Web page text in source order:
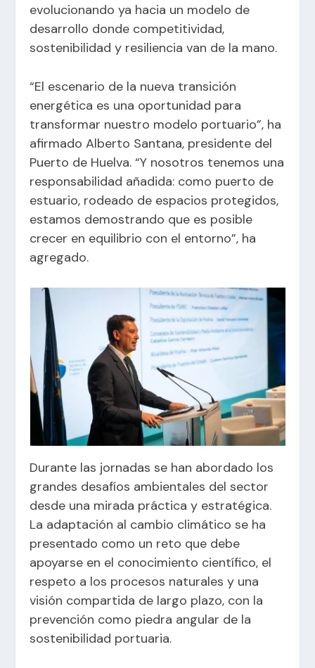
evolucionando ya hacia un modelo de
desarrollo donde competitividad,
sostenibilidad y resiliencia van de la mano.
“El escenario de la nueva transición
energética es una oportunidad para
transformar nuestro modelo portuario”, ha
afirmado Alberto Santana, presidente del
Puerto de Huelva. “Y nosotros tenemos una
responsabilidad añadida: como puerto de
estuario, rodeado de espacios protegidos,
estamos demostrando que es posible
crecer en equilibrio con el entorno”, ha
agregado.
Durante las jornadas se han abordado los
grandes desafíos ambientales del sector
desde una mirada práctica y estratégica.
La adaptación al cambio climático se ha
presentado como un reto que debe
apoyarse en el conocimiento científico, el
respeto a los procesos naturales y una
visión compartida de largo plazo, con la
prevención como piedra angular de la
sostenibilidad portuaria.